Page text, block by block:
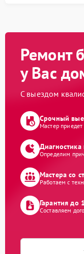
Ремонт
у Вас
С выездом
Срочный
Мастер
Диагностика
Определим
Мастера со
Работаем с
Гарантия до
Составляем